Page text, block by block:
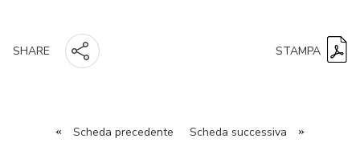
SHARE STAMPA
« Scheda precedente Scheda successiva »